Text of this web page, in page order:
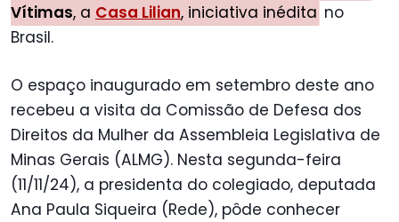
Vítimas, a Casa Lilian, iniciativa inédita no
Brasil.
O espaço inaugurado em setembro deste ano
recebeu a visita da Comissão de Defesa dos
Direitos da Mulher da Assembleia Legislativa de
Minas Gerais (ALMG). Nesta segunda-feira
(11/11/24), a presidenta do colegiado, deputada
Ana Paula Siqueira (Rede), pôde conhecer